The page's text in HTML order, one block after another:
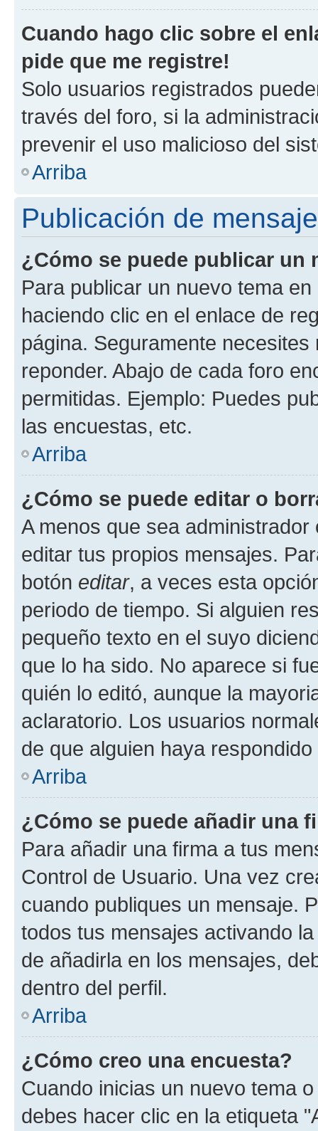
Cuando hago clic sobre el
pide que me registre!
Solo usuarios registrados
través del foro, si la
prevenir el uso malicioso del
Arriba
Publicación de
¿Cómo se puede publicar un
Para publicar un nuevo tema
haciendo clic en el enlace de
página. Seguramente
reponder. Abajo de cada foro
permitidas. Ejemplo: Puedes
las encuestas, etc.
Arriba
¿Cómo se puede editar o
A menos que sea
editar tus propios mensajes.
botón editar, a veces esta
periodo de tiempo. Si alguien
pequeño texto en el suyo
que lo ha sido. No aparece si
quién lo editó, aunque la
aclaratorio. Los usuarios
de que alguien haya
Arriba
¿Cómo se puede añadir una
Para añadir una firma a tus
Control de Usuario. Una vez
cuando publiques un mensaje.
todos tus mensajes activando
de añadirla en los mensajes,
dentro del perfil.
Arriba
¿Cómo creo una encuesta?
Cuando inicias un nuevo tema
debes hacer clic en la etiqueta